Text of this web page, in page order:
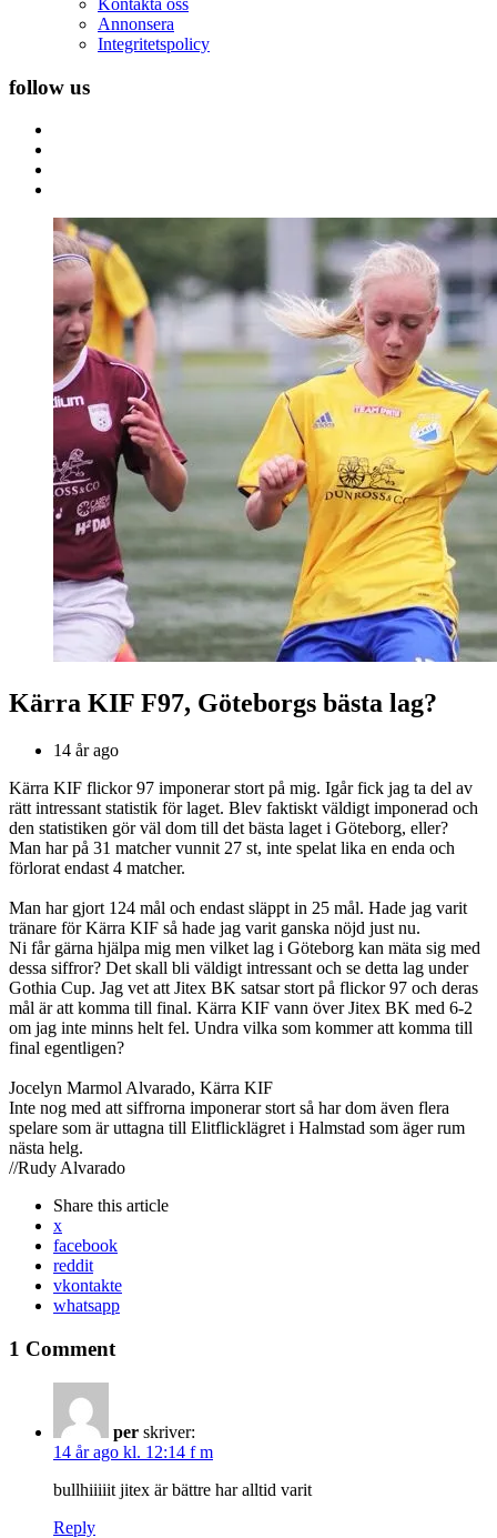
Kontakta oss
Annonsera
Integritetspolicy
follow us
Kärra KIF F97, Göteborgs bästa lag?
14 år ago
Kärra KIF flickor 97 imponerar stort på mig. Igår fick jag ta del av
rätt intressant statistik för laget. Blev faktiskt väldigt imponerad och
den statistiken gör väl dom till det bästa laget i Göteborg, eller?
Man har på 31 matcher vunnit 27 st, inte spelat lika en enda och
förlorat endast 4 matcher.
Man har gjort 124 mål och endast släppt in 25 mål. Hade jag varit
tränare för Kärra KIF så hade jag varit ganska nöjd just nu.
Ni får gärna hjälpa mig men vilket lag i Göteborg kan mäta sig med
dessa siffror? Det skall bli väldigt intressant och se detta lag under
Gothia Cup. Jag vet att Jitex BK satsar stort på flickor 97 och deras
mål är att komma till final. Kärra KIF vann över Jitex BK med 6-2
om jag inte minns helt fel. Undra vilka som kommer att komma till
final egentligen?
Jocelyn Marmol Alvarado, Kärra KIF
Inte nog med att siffrorna imponerar stort så har dom även flera
spelare som är uttagna till Elitflicklägret i Halmstad som äger rum
nästa helg.
//Rudy Alvarado
Share this article
x
facebook
reddit
vkontakte
whatsapp
1 Comment
per skriver:
14 år ago kl. 12:14 f m
bullhiiiiit jitex är bättre har alltid varit
Reply